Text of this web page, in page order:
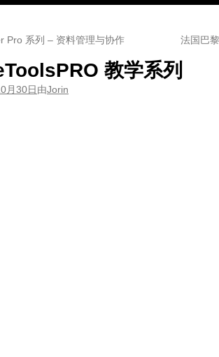
Pro 系列 – 资料管理与协作 法国巴
教学系列
月30日由Jorin